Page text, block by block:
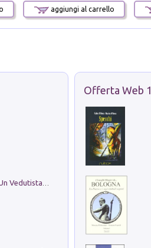
aggiungi al carrello
Offerta Web 1